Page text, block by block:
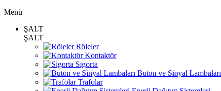
Menü
ŞALT
ŞALT
Röleler
Kontaktör
Sigorta
Buton ve Sinyal Lambaları
Trafolar